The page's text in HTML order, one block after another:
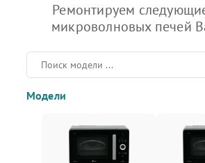
Ремонтируем
микроволновых печей
Модели